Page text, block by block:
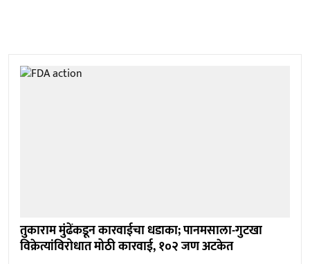
तुकाराम मुंढेंकडून कारवाईचा धडाका; पानमसाला-गुटखा
विक्रेत्यांविरोधात मोठी कारवाई, १०२ जण अटकेत